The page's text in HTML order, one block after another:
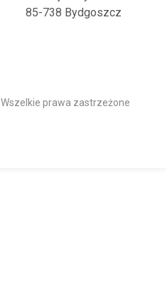
85-738 Bydgoszcz
Wszelkie prawa zastrzeżone